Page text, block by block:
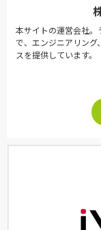
本サイトの運営会社
で、エンジニアリング
スを提供しています。